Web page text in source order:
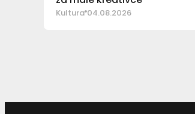
Kultura 04.08.2026